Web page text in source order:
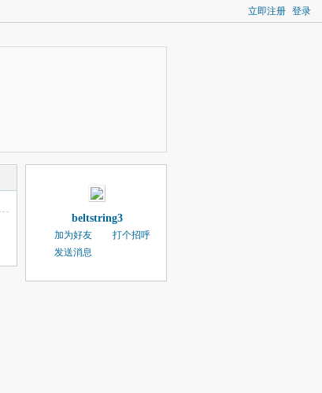
立即注册 登录
beltstring3
加为好友
打个招呼
发送消息